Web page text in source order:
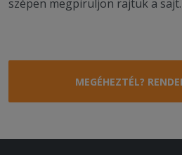
szépen megpiruljon rajtuk a sajt.
MEGÉHEZTÉL?